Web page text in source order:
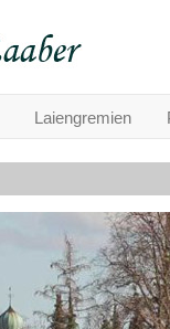
Laiengremien